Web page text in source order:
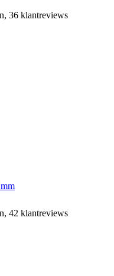
36 klantreviews
42 klantreviews